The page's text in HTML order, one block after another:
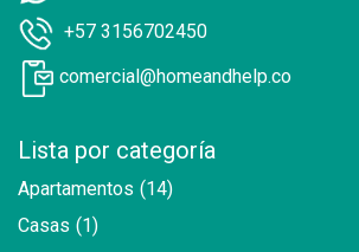
+57 3156702450
comercial@homeandhelp.co
Lista por categoría
Apartamentos (14)
Casas (1)